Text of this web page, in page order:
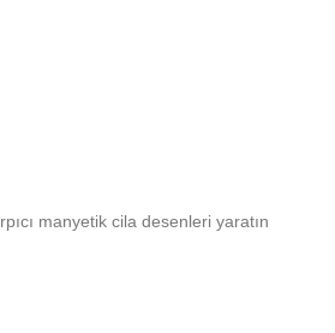
manyetik cila desenleri yaratın